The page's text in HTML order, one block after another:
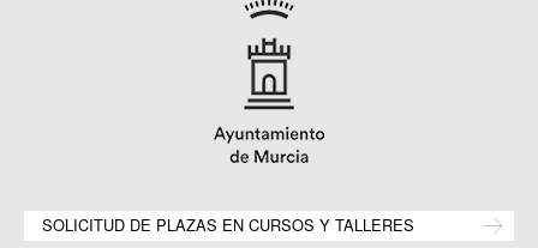
SOLICITUD DE PLAZAS EN CURSOS Y TALLERES